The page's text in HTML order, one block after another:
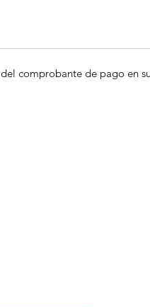
comprobante de pago en